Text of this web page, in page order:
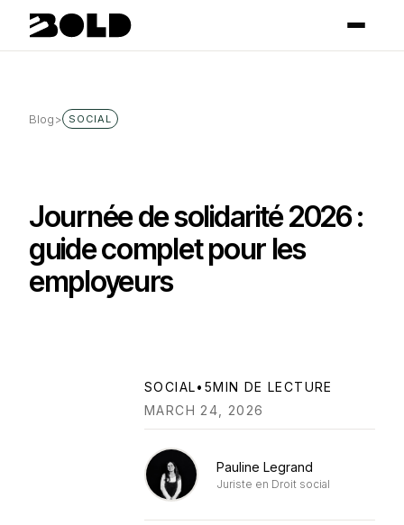
Blog> SOCIAL
Journée de solidarité 2026 :
guide complet pour les
employeurs
SOCIAL• 5MIN DE LECTURE
MARCH 24, 2026
Pauline Legrand
Juriste en Droit social